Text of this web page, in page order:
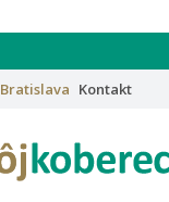
Bratislava Kontakt